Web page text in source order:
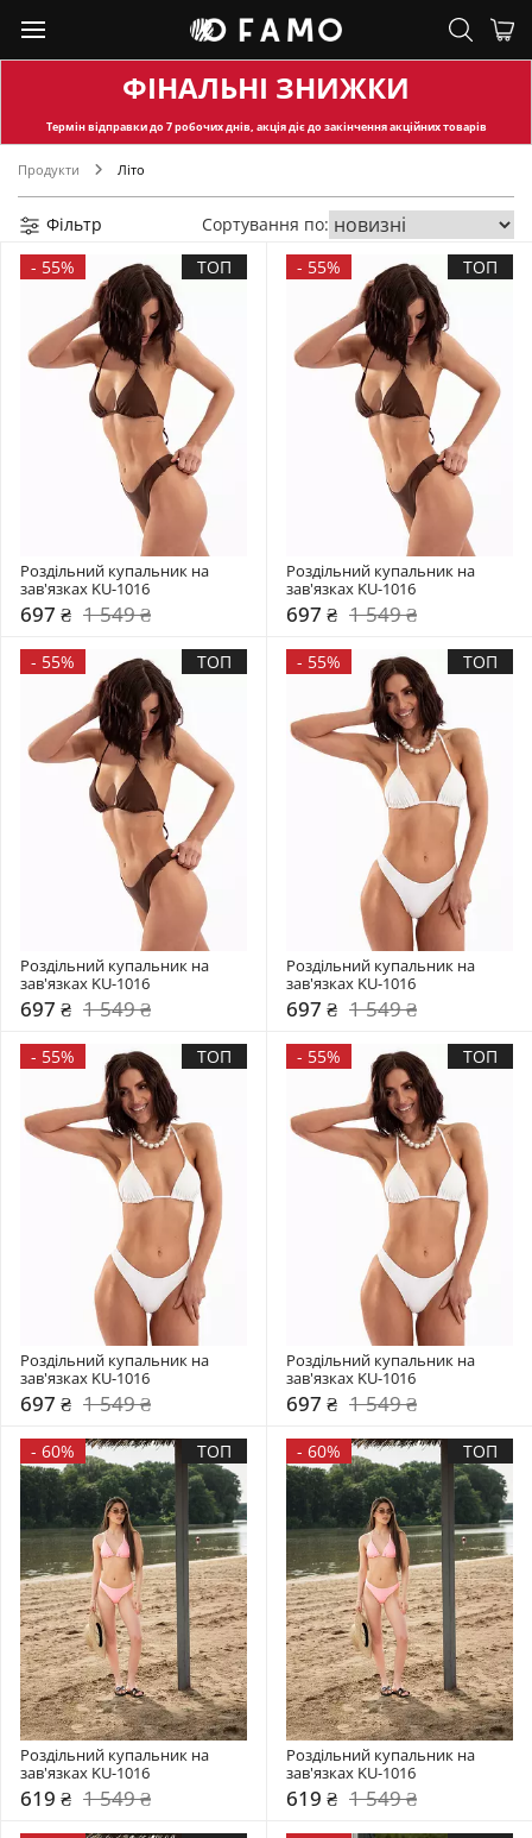
ФІНАЛЬНІ ЗНИЖКИ
Термін відправкидо 7 робочих днів, акція діє до закінчення акційних товарів
Продукти Літо
Фільтр
Сортування по:
- 55% ТОП
Роздільний купальник на
зав'язках KU-1016
697 ₴ 1 549 ₴
- 55% ТОП
Роздільний купальник на
зав'язках KU-1016
697 ₴ 1 549 ₴
- 55% ТОП
Роздільний купальник на
зав'язках KU-1016
697 ₴ 1 549 ₴
- 55% ТОП
Роздільний купальник на
зав'язках KU-1016
697 ₴ 1 549 ₴
- 55% ТОП
Роздільний купальник на
зав'язках KU-1016
697 ₴ 1 549 ₴
- 55% ТОП
Роздільний купальник на
зав'язках KU-1016
697 ₴ 1 549 ₴
- 60% ТОП
Роздільний купальник на
зав'язках KU-1016
619 ₴ 1 549 ₴
- 60% ТОП
Роздільний купальник на
зав'язках KU-1016
619 ₴ 1 549 ₴